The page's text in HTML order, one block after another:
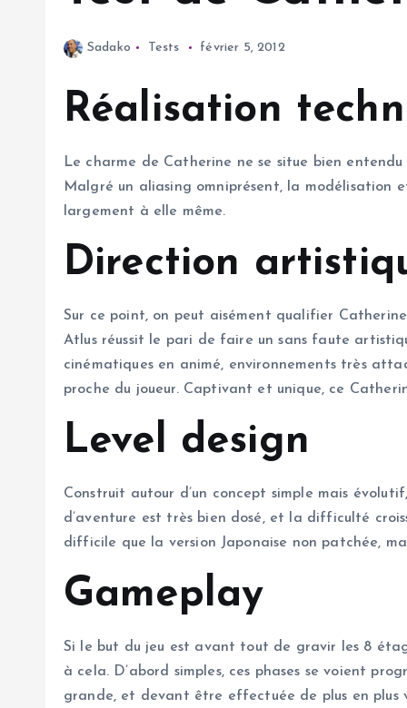
Sadako Tests février 5, 2012
Réalisation
Le charme de Catherine ne se situe bien
Malgré un aliasing omniprésent, la modélisation
largement à elle même.
Direction
Sur ce point, on peut aisément qualifier
Atlus réussit le pari de faire un sans faute
cinématiques en animé, environnements très
proche du joueur. Captivant et unique, ce
Level design
Construit autour d’un concept simple mais
d’aventure est très bien dosé, et la difficulté
difficile que la version Japonaise non patchée,
Gameplay
Si le but du jeu est avant tout de gravir les 8
à cela. D’abord simples, ces phases se voient
grande, et devant être effectuée de plus en plus